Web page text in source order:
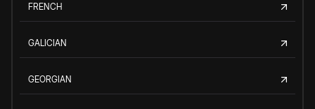
FRENCH
GALICIAN
GEORGIAN